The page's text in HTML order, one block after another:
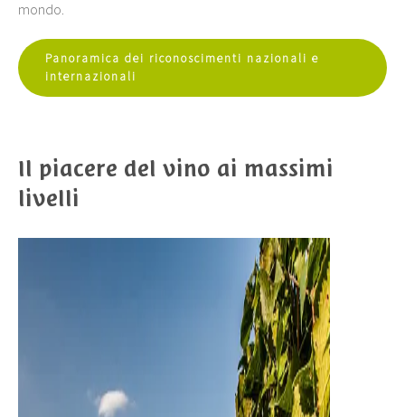
mondo.
Panoramica dei riconoscimenti nazionali e
internazionali
Il piacere del vino ai massimi
livelli